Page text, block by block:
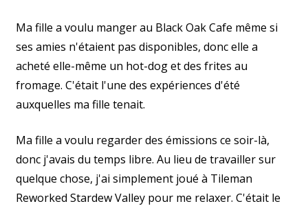
Ma fille a voulu manger au Black Oak Cafe même si
ses amies n'étaient pas disponibles, donc elle a
acheté elle-même un hot-dog et des frites au
fromage. C'était l'une des expériences d'été
auxquelles ma fille tenait.
Ma fille a voulu regarder des émissions ce soir-là,
donc j'avais du temps libre. Au lieu de travailler sur
quelque chose, j'ai simplement joué à Tileman
Reworked Stardew Valley pour me relaxer. C'était le